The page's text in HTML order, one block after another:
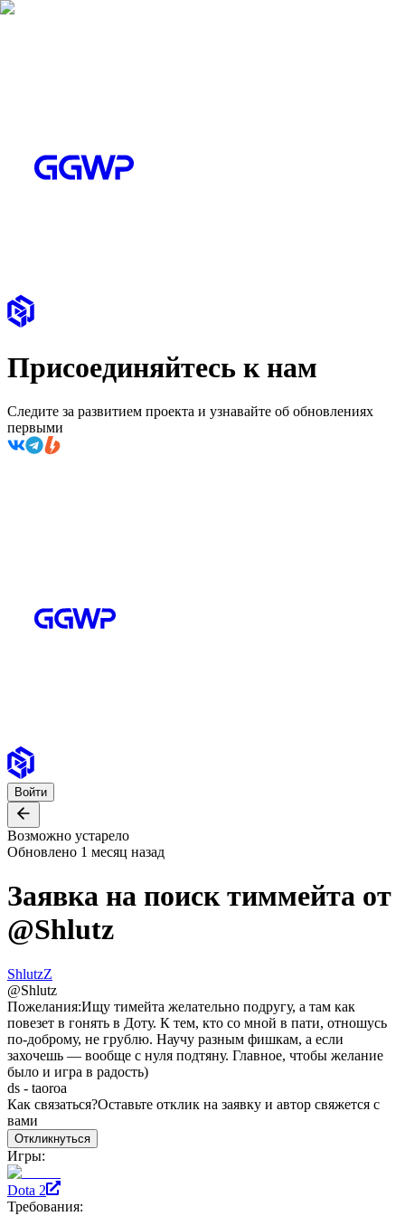
Присоединяйтесь к нам
Следите за развитием проекта и узнавайте об обновлениях
первыми
Войти
Возможно устарело
Обновлено 1 месяц назад
Заявка на поиск тиммейта от
@Shlutz
ShlutzZ
@Shlutz
Пожелания:Ищу тимейта желательно подругу, а там как
повезет в гонять в Доту. К тем, кто со мной в пати, отношусь
по-доброму, не грублю. Научу разным фишкам, а если
захочешь — вообще с нуля подтяну. Главное, чтобы желание
было и игра в радость)
ds - taoroa
Как связаться?Оставьте отклик на заявку и автор свяжется с
вами
Откликнуться
Игры:
Dota 2
Требования: